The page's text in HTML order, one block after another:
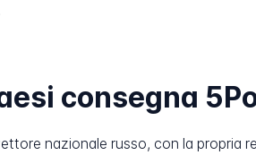
consegna
nazionale russo, con la propria